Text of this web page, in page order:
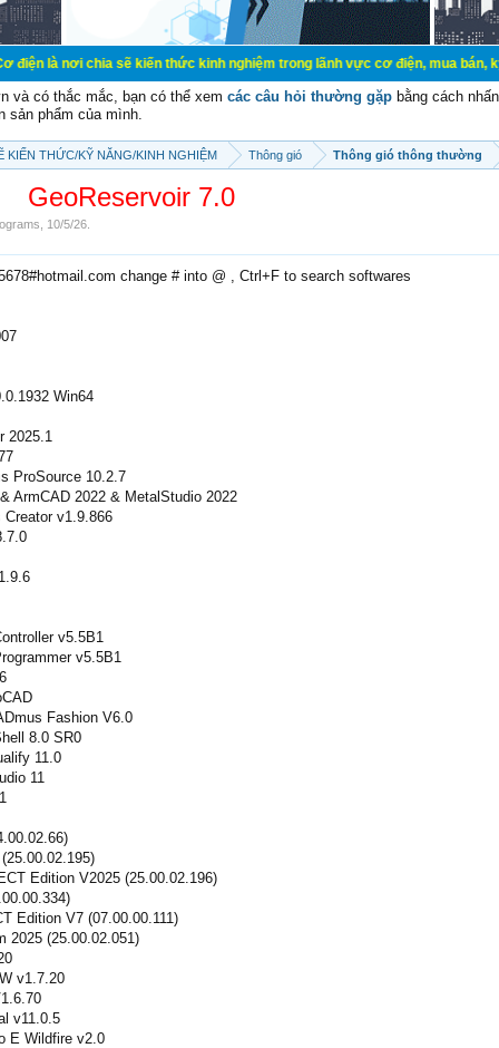
chia sẽ kiến thức kinh nghiệm trong lãnh vực cơ điện, mua bán, ký gửi,
và có thắc mắc, bạn có thể xem các câu hỏi thường gặp bằng cách
sản phẩm của mình.
KIẾN THỨC/KỸ NĂNG/KINH NGHIỆM Thông gió Thông gió thông thường
GeoReservoir 7.0
10/5/26
change # into @ , Ctrl+F to search softwares
Win64
2025.1
ProSource 10.2.7
ArmCAD 2022 & MetalStudio 2022
Creator v1.9.866
v5.5B1
v5.5B1
Fashion V6.0
8.0 SR0
11.0
11
Edition V2025 (25.00.02.196)
Edition V7 (07.00.00.111)
2025 (25.00.02.051)
v1.7.20
v11.0.5
E Wildfire v2.0